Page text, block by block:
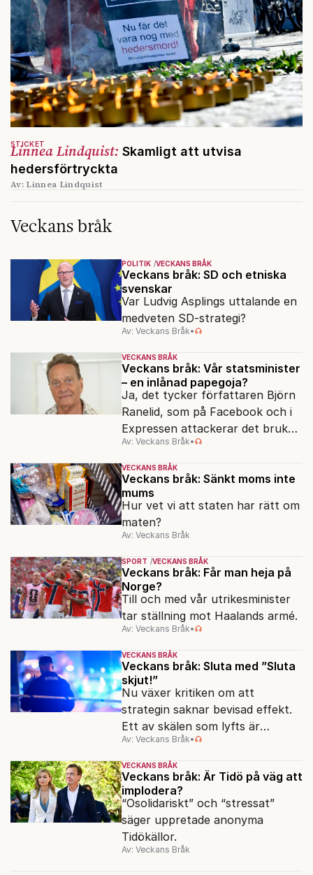
Linnea Lindquist: Skamligt att utvisa
hedersförtryckta
STICKET
Av: Linnea Lindquist
Veckans bråk
POLITIK VECKANS BRÅK
Veckans bråk: SD och etniska
svenskar
Var Ludvig Asplings uttalande en
medveten SD-strategi?
Av: Veckans Bråk•
VECKANS BRÅK
Veckans bråk: Vår statsminister
– en inlånad papegoja?
Ja, det tycker författaren Björn
Ranelid, som på Facebook och i
Expressen attackerar det bruket
av “svengelska” bland höga
samhällsföreträdare.
Av: Veckans Bråk•
VECKANS BRÅK
Veckans bråk: Sänkt moms inte
mums
Hur vet vi att staten har rätt om
maten?
Av: Veckans Bråk
SPORT VECKANS BRÅK
Veckans bråk: Får man heja på
Norge?
Till och med vår utrikesminister
tar ställning mot Haalands armé.
Av: Veckans Bråk•
VECKANS BRÅK
Veckans bråk: Sluta med ”Sluta
skjut!”
Nu växer kritiken om att
strategin saknar bevisad effekt.
Ett av skälen som lyfts är
bristande rädsla för polisen.
Av: Veckans Bråk•
VECKANS BRÅK
Veckans bråk: Är Tidö på väg att
implodera?
“Osolidariskt” och “stressat”
säger uppretade anonyma
Tidökällor.
Av: Veckans Bråk